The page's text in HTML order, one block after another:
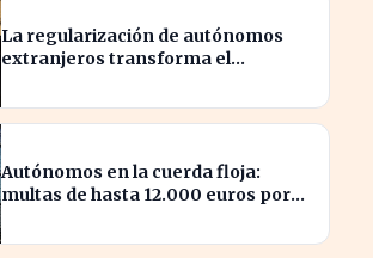
La regularización de autónomos
extranjeros transforma el
Autónomos en la cuerda floja:
multas de hasta 12.000 euros por